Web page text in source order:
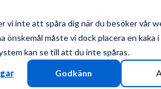
vi inte att spåra dig när du besöker vår
önskemål måste vi dock placera en kaka i
kan se till att du inte spåras.
Godkänn
olika behov?
är olika för alla lokaler, många
använda sig utav.
trafikerad entré med ett snyggt